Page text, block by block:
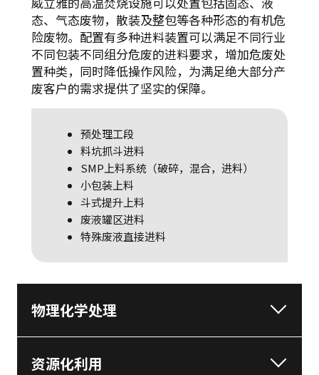
态、气态废物，散装及整包等各种形态的有机危
险废物。配置有多种进料装置可以满足不同行业
不同包装不同组分危废的进料要求，增加危废处
置种类，同时降低操作风险，为满足绝大部分产
废客户的需求提供了坚实的保障。
预处理工段
料坑抓斗进料
SMP上料系统（破碎，混合，进料）
小包装上料
斗式提升上料
废液罐区进料
特殊废液直接进料
物理化学处理
资源化利用